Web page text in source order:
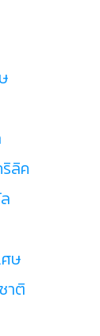
ลิค
ษ
าติ